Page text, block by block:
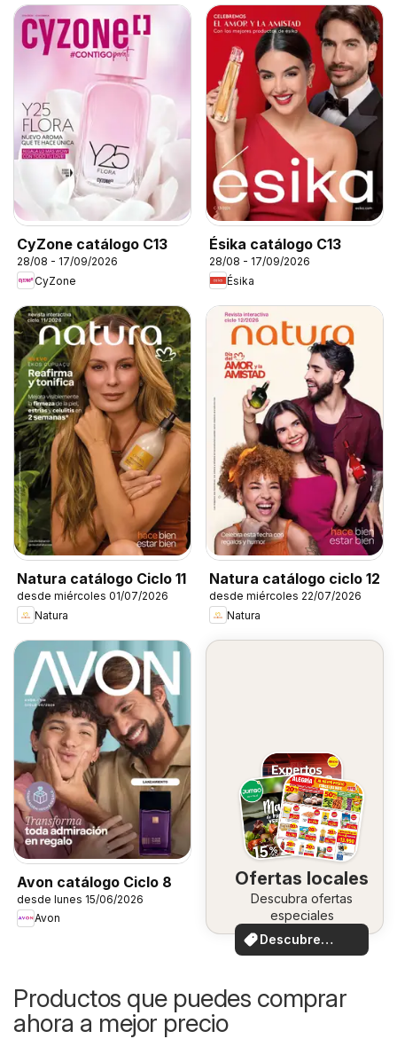
CyZone catálogo C13
28/08 - 17/09/2026
CyZone
Ésika catálogo C13
28/08 - 17/09/2026
Ésika
Natura catálogo Ciclo 11
desde miércoles 01/07/2026
Natura
Natura catálogo ciclo 12
desde miércoles 22/07/2026
Natura
Avon catálogo Ciclo 8
desde lunes 15/06/2026
Avon
Ofertas locales
Descubra ofertas
especiales
Descubre
ofertas
Productos que puedes comprar
ahora a mejor precio